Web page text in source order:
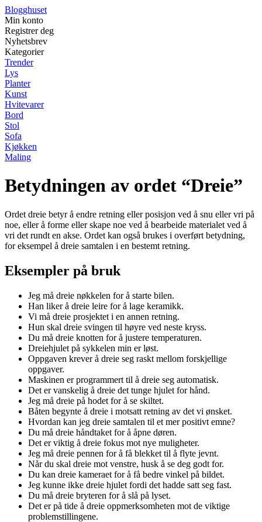
Blogghuset
Min konto
Registrer deg
Nyhetsbrev
Kategorier
Trender
Lys
Planter
Kunst
Hvitevarer
Bord
Stol
Sofa
Kjøkken
Maling
Betydningen av ordet “Dreie”
Ordet dreie betyr å endre retning eller posisjon ved å snu eller vri på
noe, eller å forme eller skape noe ved å bearbeide materialet ved å
vri det rundt en akse. Ordet kan også brukes i overført betydning,
for eksempel å dreie samtalen i en bestemt retning.
Eksempler på bruk
Jeg må dreie nøkkelen for å starte bilen.
Han liker å dreie leire for å lage keramikk.
Vi må dreie prosjektet i en annen retning.
Hun skal dreie svingen til høyre ved neste kryss.
Du må dreie knotten for å justere temperaturen.
Dreiehjulet på sykkelen min er løst.
Oppgaven krever å dreie seg raskt mellom forskjellige
oppgaver.
Maskinen er programmert til å dreie seg automatisk.
Det er vanskelig å dreie det tunge hjulet for hånd.
Jeg må dreie på hodet for å se skiltet.
Båten begynte å dreie i motsatt retning av det vi ønsket.
Hvordan kan jeg dreie samtalen til et mer positivt emne?
Du må dreie håndtaket for å åpne døren.
Det er viktig å dreie fokus mot nye muligheter.
Jeg må dreie pennen for å få blekket til å flyte jevnt.
Når du skal dreie mot venstre, husk å se deg godt for.
Du kan dreie kameraet for å få bedre vinkel på bildet.
Jeg kunne ikke dreie hjulet fordi det hadde satt seg fast.
Du må dreie bryteren for å slå på lyset.
Det er på tide å dreie oppmerksomheten mot de viktige
problemstillingene.